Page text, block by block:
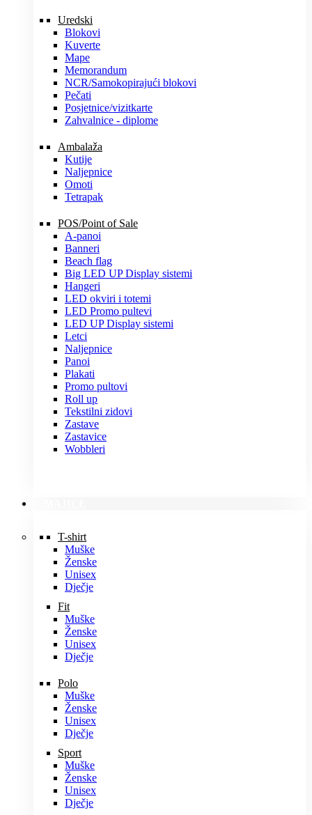
Uredski
Blokovi
Kuverte
Mape
Memorandum
NCR/Samokopirajući blokovi
Pečati
Posjetnice/vizitkarte
Zahvalnice - diplome
Ambalaža
Kutije
Naljepnice
Omoti
Tetrapak
POS/Point of Sale
A-panoi
Banneri
Beach flag
Big LED UP Display sistemi
Hangeri
LED okviri i totemi
LED Promo pultevi
LED UP Display sistemi
Letci
Naljepnice
Panoi
Plakati
Promo pultovi
Roll up
Tekstilni zidovi
Zastave
Zastavice
Wobbleri
T-shirt
Muške
Ženske
Unisex
Dječje
Fit
Muške
Ženske
Unisex
Dječje
Polo
Muške
Ženske
Unisex
Dječje
Sport
Muške
Ženske
Unisex
Dječje